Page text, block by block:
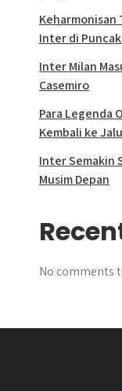
Keharmonisan
Inter di
Inter Milan
Casemiro
Para Legenda
Kembali ke
Inter Semakin
Musim Depan
No comments